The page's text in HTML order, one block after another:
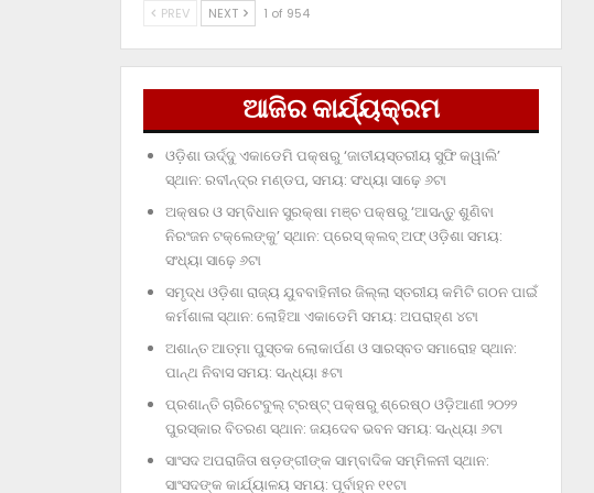
PREV NEXT 1 of 954
ଆଜିର କାର୍ଯ୍ୟକ୍ରମ
ଓଡ଼ିଶା ଊର୍ଦ୍ଦୁ ଏକାଡେମି ପକ୍ଷରୁ ‘ଜାତୀୟସ୍ତରୀୟ ସୁଫି କୱାଲି’
ସ୍ଥାନ: ରବୀନ୍ଦ୍ର ମଣ୍ଡପ, ସମୟ: ସଂଧ୍ୟା ସାଢ଼େ ୬ଟା
ଅକ୍ଷର ଓ ସମ୍ବିଧାନ ସୁରକ୍ଷା ମଞ୍ଚ ପକ୍ଷରୁ ‘ଆସନ୍ତୁ ଶୁଣିବା
ନିରଂଜନ ଟକ୍‌ଲେଙ୍କୁ’ ସ୍ଥାନ: ପ୍ରେସ୍‌ କ୍ଲବ୍‌ ଅଫ୍‌ ଓଡ଼ିଶା ସମୟ:
ସଂଧ୍ୟା ସାଢ଼େ ୬ଟା
ସମୃଦ୍ଧ ଓଡ଼ିଶା ରାଜ୍ୟ ଯୁବବାହିନୀର ଜିଲ୍ଲା ସ୍ତରୀୟ କମିଟି ଗଠନ ପାଇଁ
କର୍ମଶାଳା ସ୍ଥାନ: ଲୋହିଆ ଏକାଡେମି ସମୟ: ଅପରାହ୍‌ଣ ୪ଟା
ଅଶାନ୍ତ ଆତ୍ମା ପୁସ୍ତକ ଲୋକାର୍ପଣ ଓ ସାରସ୍ବତ ସମାରୋହ ସ୍ଥାନ:
ପାନ୍ଥ ନିବାସ ସମୟ: ସନ୍ଧ୍ୟା ୫ଟା
ପ୍ରଶାନ୍ତି ଚାରିଟେବୁଲ୍‌ ଟ୍ରଷ୍ଟ୍‌ ପକ୍ଷରୁ ଶ୍ରେଷ୍ଠ ଓଡ଼ିଆଣୀ ୨୦୨୨
ପୁରସ୍କାର ବିତରଣ ସ୍ଥାନ: ଜୟଦେବ ଭବନ ସମୟ: ସନ୍ଧ୍ୟା ୬ଟା
ସାଂସଦ ଅପରାଜିତା ଷଡ଼ଙ୍ଗୀଙ୍କ ସାମ୍ବାଦିକ ସମ୍ମିଳନୀ ସ୍ଥାନ:
ସାଂସଦଙ୍କ କାର୍ଯ୍ୟାଳୟ ସମୟ: ପୂର୍ବାହ୍ନ ୧୧ଟା